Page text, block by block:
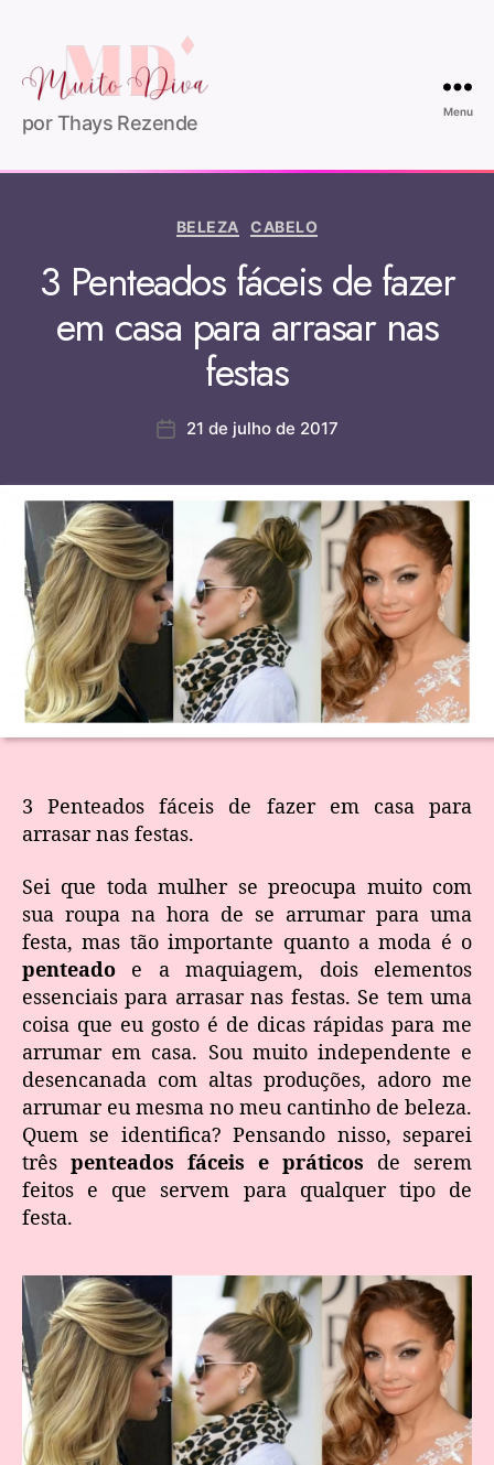
por Thays Rezende
Menu
BELEZA CABELO
3 Penteados fáceis de fazer
em casa para arrasar nas
festas
21 de julho de 2017
3 Penteados fáceis de fazer em casa para
arrasar nas festas.
Sei que toda mulher se preocupa muito com
sua roupa na hora de se arrumar para uma
festa, mas tão importante quanto a moda é o
penteado e a maquiagem, dois elementos
essenciais para arrasar nas festas. Se tem uma
coisa que eu gosto é de dicas rápidas para me
arrumar em casa. Sou muito independente e
desencanada com altas produções, adoro me
arrumar eu mesma no meu cantinho de beleza.
Quem se identifica? Pensando nisso, separei
três penteados fáceis e práticos de serem
feitos e que servem para qualquer tipo de
festa.